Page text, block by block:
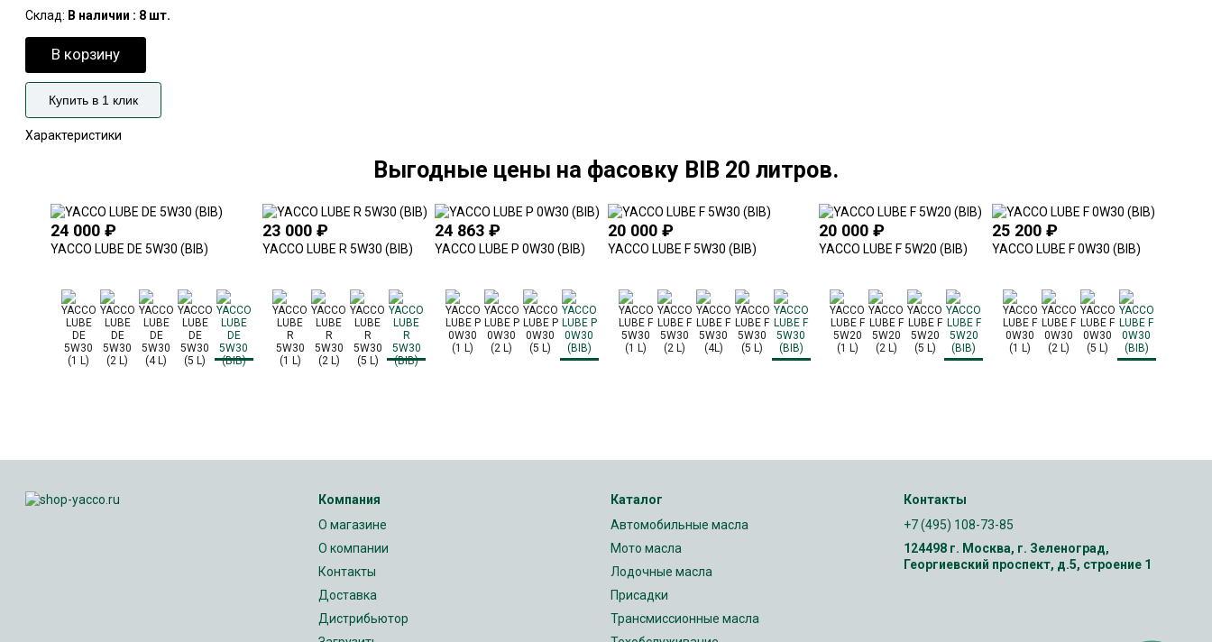
Склад: В наличии : 8 шт.
В корзину
Купить в 1 клик
Характеристики
Выгодные цены на фасовку BIB 20 литров.
24 000 ₽
YACCO LUBE DE 5W30 (BIB)
23 000 ₽
YACCO LUBE R 5W30 (BIB)
24 863₽
YACCO LUBE P 0W30 (BIB)
20 000 ₽
YACCO LUBE F 5W30 (BIB)
20 000₽
YACCO LUBE F 5W20 (BIB)
25 200 ₽
YACCO LUBE F 0W30 (BIB)
Компания
О магазине
О компании
Контакты
Доставка
Дистрибьютор
Каталог
Автомобильные масла
Мото масла
Лодочные масла
Присадки
Трансмиссионные масла
Контакты
+7 (495) 108-73-85
124498 г. Москва, г. Зеленоград,
Георгиевский проспект, д.5, строение 1